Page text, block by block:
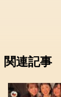
関連記事